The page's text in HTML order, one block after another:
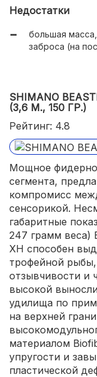
рыбой;
Недостатки
большая
заброса (на
SHIMANO
(3,6 М., 150 ГР.)
Рейтинг: 4.8
Мощное
сегмента,
компромисс
сенсорикой.
габаритные
247 грамм веса)
XH способен
трофейной рыбы,
отзывчивости и
высокой
удилища по
на верхней
материалом
упругости и
пластической